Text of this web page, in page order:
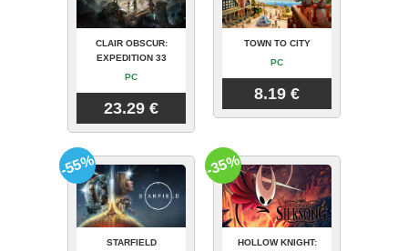
CLAIR OBSCUR:
EXPEDITION 33
PC
23.29 €
TOWN TO CITY
PC
8.19 €
STARFIELD
-55%
HOLLOW KNIGHT:
-35%